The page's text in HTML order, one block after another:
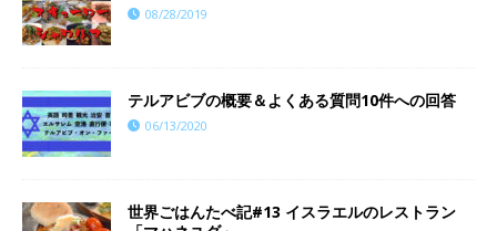
08/28/2019
テルアビブの概要＆よくある質問10件への回答
06/13/2020
世界ごはんたべ記#13 イスラエルのレストラン